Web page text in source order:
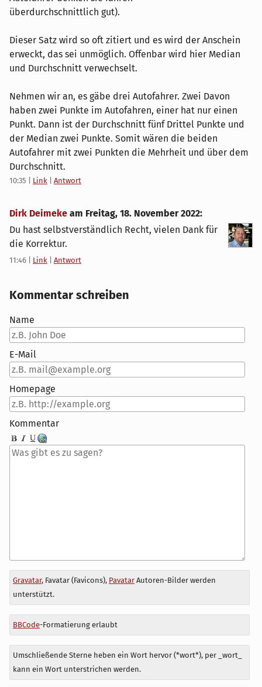
überdurchschnittlich gut).
Dieser Satz wird so oft zitiert und es wird der Anschein
erweckt, das sei unmöglich. Offenbar wird hier Median
und Durchschnitt verwechselt.
Nehmen wir an, es gäbe drei Autofahrer. Zwei Davon
haben zwei Punkte im Autofahren, einer hat nur einen
Punkt. Dann ist der Durchschnitt fünf Drittel Punkte und
der Median zwei Punkte. Somit wären die beiden
Autofahrer mit zwei Punkten die Mehrheit und über dem
Durchschnitt.
10:35 Link Antwort
Dirk Deimeke am Freitag, 18. November 2022:
Du hast selbstverständlich Recht, vielen Dank für
die Korrektur.
11:46 Link Antwort
Kommentar schreiben
Name
E-Mail
Homepage
Kommentar
Antwort
zu
Gravatar, Favatar (Favicons), PavatarAutoren-Bilder werden
unterstützt.
BBCode-Formatierung erlaubt
Umschließende Sterne heben ein Wort hervor (*wort*), per _wort_
kann ein Wort unterstrichen werden.